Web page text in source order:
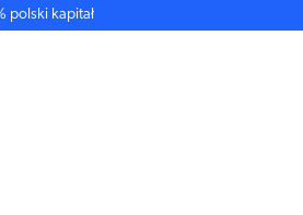
polski kapitał